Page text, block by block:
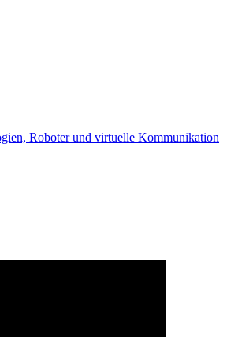
Roboter und virtuelle Kommunikation